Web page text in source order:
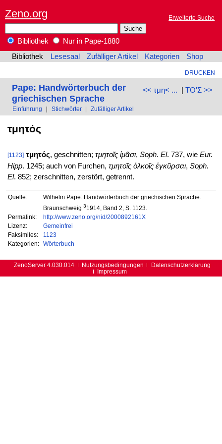
Zeno.org Erweiterte Suche
Bibliothek
Nur in Pape-1880
Bibliothek
Lesesaal Zufälliger Artikel Kategorien Shop
DRUCKEN
<< τμη< ... | ΤΟ'Σ >>
Pape: Handwörterbuch der
griechischen Sprache
Einführung Stichwörter Zufälliger Artikel
τμητός
[1123] τμητός, geschnitten; τμητοῖς ἱμᾶσι, Soph. El. 737, wie Eur.
Hipp. 1245; auch von Furchen, τμητοῖς ὁλκοῖς ἐγκῦρσαι, Soph.
El. 852; zerschnitten, zerstört, getrennt.
Quelle:
Wilhelm Pape: Handwörterbuch der griechischen Sprache.
Braunschweig 31914, Band 2, S. 1123.
Permalink:
http://www.zeno.org/nid/2000892161X
Lizenz:
Gemeinfrei
Faksimiles:
1123
Kategorien:
Wörterbuch
ZenoServer 4.030.014 Nutzungsbedingungen
Datenschutzerklärung
Impressum